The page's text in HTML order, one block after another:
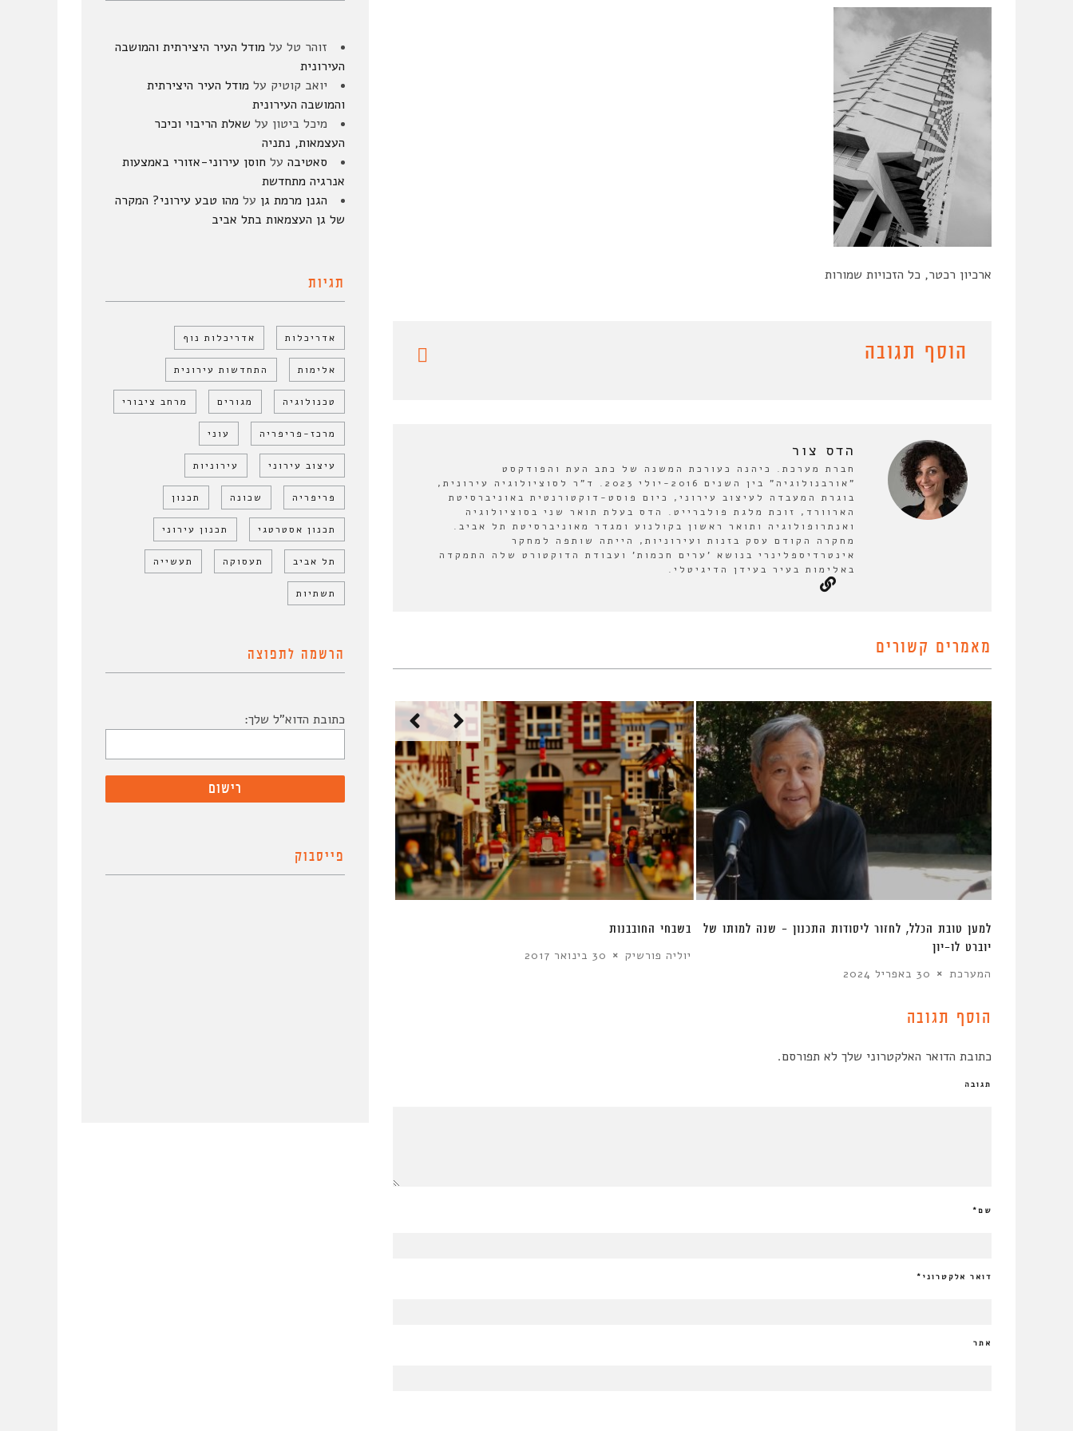
ארכיון רכטר, כל הזכויות שמורות
הוסף תגובה
הדס צור
חברת מערכת. כיהנה כעורכת המשנה של כתב העת והפודקסט
"אורבנולוגיה" בין השנים 2016-יולי 2023. ד"ר לסוציולוגיה עירונית,
בוגרת המעבדה לעיצוב עירוני, כיום פוסט-דוקטורנטית באוניברסיטת
הארוורד, זוכת מלגת פולברייט. הדס בעלת תואר שני בסוציולוגיה
ואנתרופולוגיה ותואר ראשון בקולנוע ומגדר מאוניברסיטת תל אביב.
מחקרה הקודם עסק בזנות ועירוניות, הייתה שותפה למחקר
אינטרדיספלינרי בנושא 'ערים חכמות' ועבודת הדוקטורט שלה התמקדה
באלימות בעיר בעידן הדיגיטלי.
מאמרים קשורים
בשבחי החובבנות
יוליה פורשיק 30 בינואר 2017
למען טובת הכלל, לחזור ליסודות התכנון – שנה למותו של
יוברט לו-יון
המערכת 30 באפריל 2024
הוסף תגובה
כתובת הדואר האלקטרוני שלך לא תפורסם.
תגובה
שם*
דואר אלקטרוני *
אתר
זוהר טל על מודל העיר היצירתית והמושבה
העירונית
יואב קוטיק על מודל העיר היצירתית
והמושבה העירונית
מיכל ביטון על שאלת הריבוי וכיכר
העצמאות, נתניה
סאטיבה על חוסן עירוני-אזורי באמצעות
אנרגיה מתחדשת
הגנן מרמת גן על מהו טבע עירוני? המקרה
של גן העצמאות בתל אביב
תגיות
אדריכלות אדריכלות נוף
אלימות התחדשות עירונית
טכנולוגיה מגורים מרחב ציבורי
מרכז-פריפריה עוני
עיצוב עירוני עירוניות
פריפריה שכונה תכנון
תכנון אסטרטגי תכנון עירוני
תל אביב תעסוקה תעשייה
תשתיות
הרשמה לתפוצה
כתובת הדוא"ל שלך:
פייסבוק